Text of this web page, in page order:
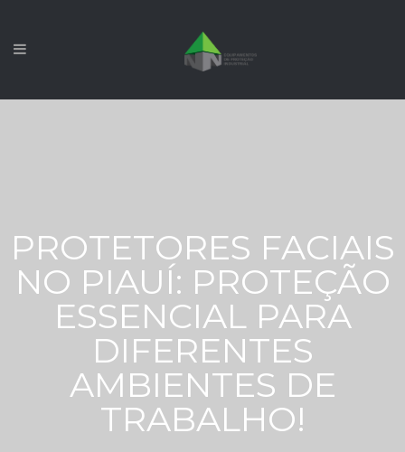
PROTETORES FACIAIS
NO PIAUÍ: PROTEÇÃO
ESSENCIAL PARA
DIFERENTES
AMBIENTES DE
TRABALHO!